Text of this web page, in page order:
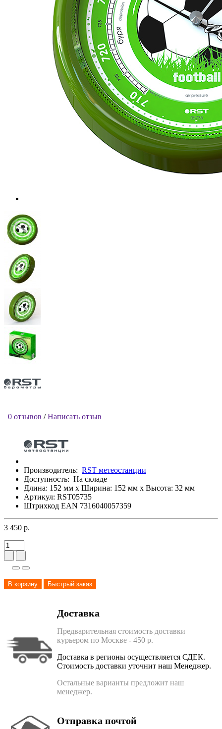
0 отзывов / Написать отзыв
Производитель: RST метеостанции
Доступность: На складе
Длина: 152 мм x Ширина: 152 мм x Высота: 32 мм
Артикул: RST05735
Штрихкод EAN 7316040057359
3 450 р.
В корзину Быстрый заказ
Доставка
Предварительная стоимость доставки
курьером по Москве - 450 р.
Доставка в регионы осуществляется СДЕК.
Стоимость доставки уточнит наш Менеджер.
Остальные варианты предложит наш
менеджер.
Отправка почтой